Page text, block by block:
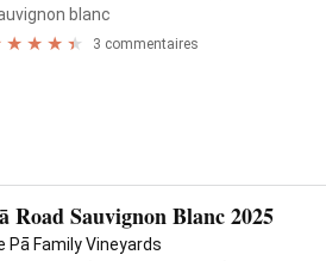
blanc
3 commentaires
Road Sauvignon Blanc 2025
Pā Family Vineyards